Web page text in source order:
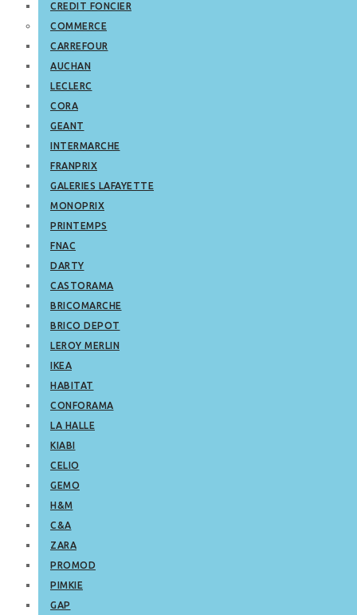
CREDIT FONCIER
COMMERCE
CARREFOUR
AUCHAN
LECLERC
CORA
GEANT
INTERMARCHE
FRANPRIX
GALERIES LAFAYETTE
MONOPRIX
PRINTEMPS
FNAC
DARTY
CASTORAMA
BRICOMARCHE
BRICO DEPOT
LEROY MERLIN
IKEA
HABITAT
CONFORAMA
LA HALLE
KIABI
CELIO
GEMO
H&M
C&A
ZARA
PROMOD
PIMKIE
GAP